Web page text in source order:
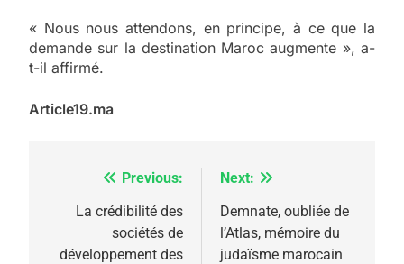
« Nous nous attendons, en principe, à ce que la
demande sur la destination Maroc augmente », a-
t-il affirmé.
Article19.ma
Navigation
l’article
Previous:
La crédibilité des
sociétés de
développement des
Next:
Demnate, oubliée de
l’Atlas, mémoire du
judaïsme marocain